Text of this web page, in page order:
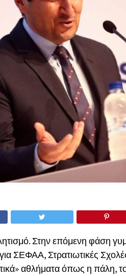
Στην επόμενη φάση
ΣΕΦΑΑ, Στρατιωτικές
αθλήματα όπως η πάλη,